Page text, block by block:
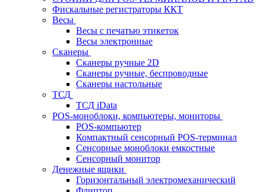
Фискальные регистраторы ККТ
Весы
Весы с печатью этикеток
Весы электронные
Сканеры
Сканеры ручные 2D
Сканеры ручные, беспроводные
Сканеры настольные
ТСД
ТСД iData
POS-моноблоки, компьютеры, мониторы
POS-компьютер
Компактный сенсорный POS-терминал
Сенсорные моноблоки емкостные
Сенсорный монитор
Денежные ящики
Горизонтальный электромеханический